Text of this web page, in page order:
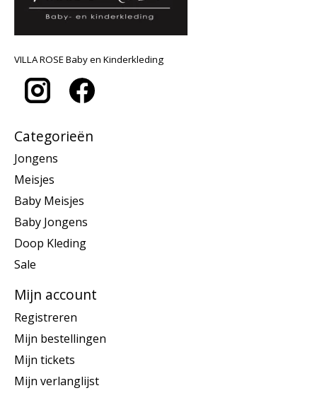
VILLA ROSE Baby en Kinderkleding
Categorieën
Jongens
Meisjes
Baby Meisjes
Baby Jongens
Doop Kleding
Sale
Mijn account
Registreren
Mijn bestellingen
Mijn tickets
Mijn verlanglijst